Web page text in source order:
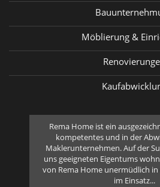
Möblierung &
Rema Home ist ein
kompetentes und in der
Maklerunternehmen. Auf der
uns geeigneten Eigentums
von Rema Home unermüdlich
im Einsatz...